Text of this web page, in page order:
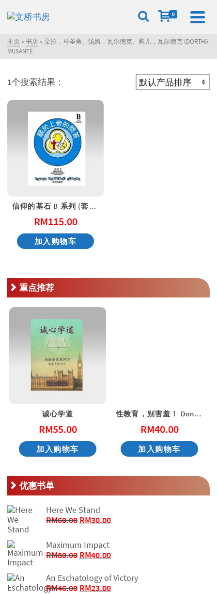
0
主页 » 书店 » 朵拉．马圣蒂、汤姆．瓦尔德克、莉儿．瓦尔德克 (DORTHA
MUSANTE
1个搜索结果：
信仰的基石 B 系列 (套装)
RM115.00
加入购物车
重点推荐
诚心学道
RM55.00
加入购物车
性教育，别害羞！ Don’t Be Shy: A Friendly Guide to Sex Education
RM40.00
加入购物车
优惠书单
Here We Stand
RM60.00 原
为：
RM60.00。
RM30.00当
格
为：
RM30.00。
Maximum Impact
RM80.00 原
为：
RM80.00。
RM40.00当
价
格
An Eschatology of Victory
RM46.00 原
RM23.00当